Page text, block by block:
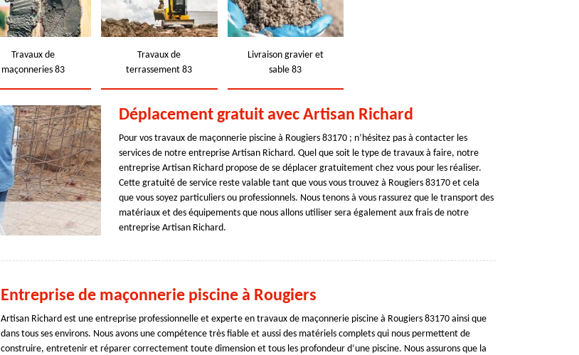
Travaux de
maçonneries 83
Travaux de
terrassement 83
Livraison gravier et
sable 83
Déplacement gratuit avec Artisan Richard
Pour vos travaux de maçonnerie piscine à Rougiers 83170 ; n’hésitez pas à contacter les
services de notre entreprise Artisan Richard. Quel que soit le type de travaux à faire, notre
entreprise Artisan Richard propose de se déplacer gratuitement chez vous pour les réaliser.
Cette gratuité de service reste valable tant que vous vous trouvez à Rougiers 83170 et cela
que vous soyez particuliers ou professionnels. Nous tenons à vous rassurez que le transport des
matériaux et des équipements que nous allons utiliser sera également aux frais de notre
entreprise Artisan Richard.
Entreprise de maçonnerie piscine à Rougiers
Artisan Richard est une entreprise professionnelle et experte en travaux de maçonnerie piscine à Rougiers 83170 ainsi que
dans tous ses environs. Nous avons une compétence très fiable et aussi des matériels complets qui nous permettent de
construire, entretenir et réparer correctement toute dimension et tous les profondeur d’une piscine. Nous assurons que la